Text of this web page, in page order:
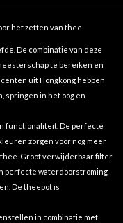
het zetten van thee.
De combinatie van deze
te bereiken en
uit Hongkong hebben
springen in het oog en
functionaliteit. De perfecte
zorgen voor nog meer
Groot verwijderbaar filter
perfecte waterdoorstroming
De theepot is
in combinatie met